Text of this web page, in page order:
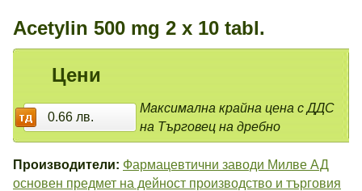
Acetylin 500 mg 2 x 10 tabl.
Цени
0.66 лв.
Максимална крайна цена с ДДС
на Търговец на дребно
Производители: Фармацевтични заводи Милве АД
основен предмет на дейност производство и търговия